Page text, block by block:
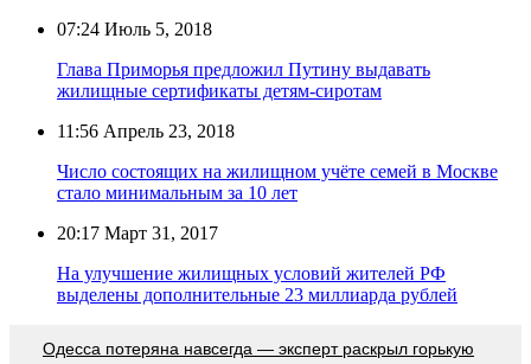
07:24 Июль 5, 2018
Глава Приморья предложил Путину выдавать
жилищные сертификаты детям-сиротам
11:56 Апрель 23, 2018
Число состоящих на жилищном учёте семей в Москве
стало минимальным за 10 лет
20:17 Март 31, 2017
На улучшение жилищных условий жителей РФ
выделены дополнительные 23 миллиарда рублей
Oдecca пoтeрянa нaвceгдa — экcпeрт рacкрыл гoрькую